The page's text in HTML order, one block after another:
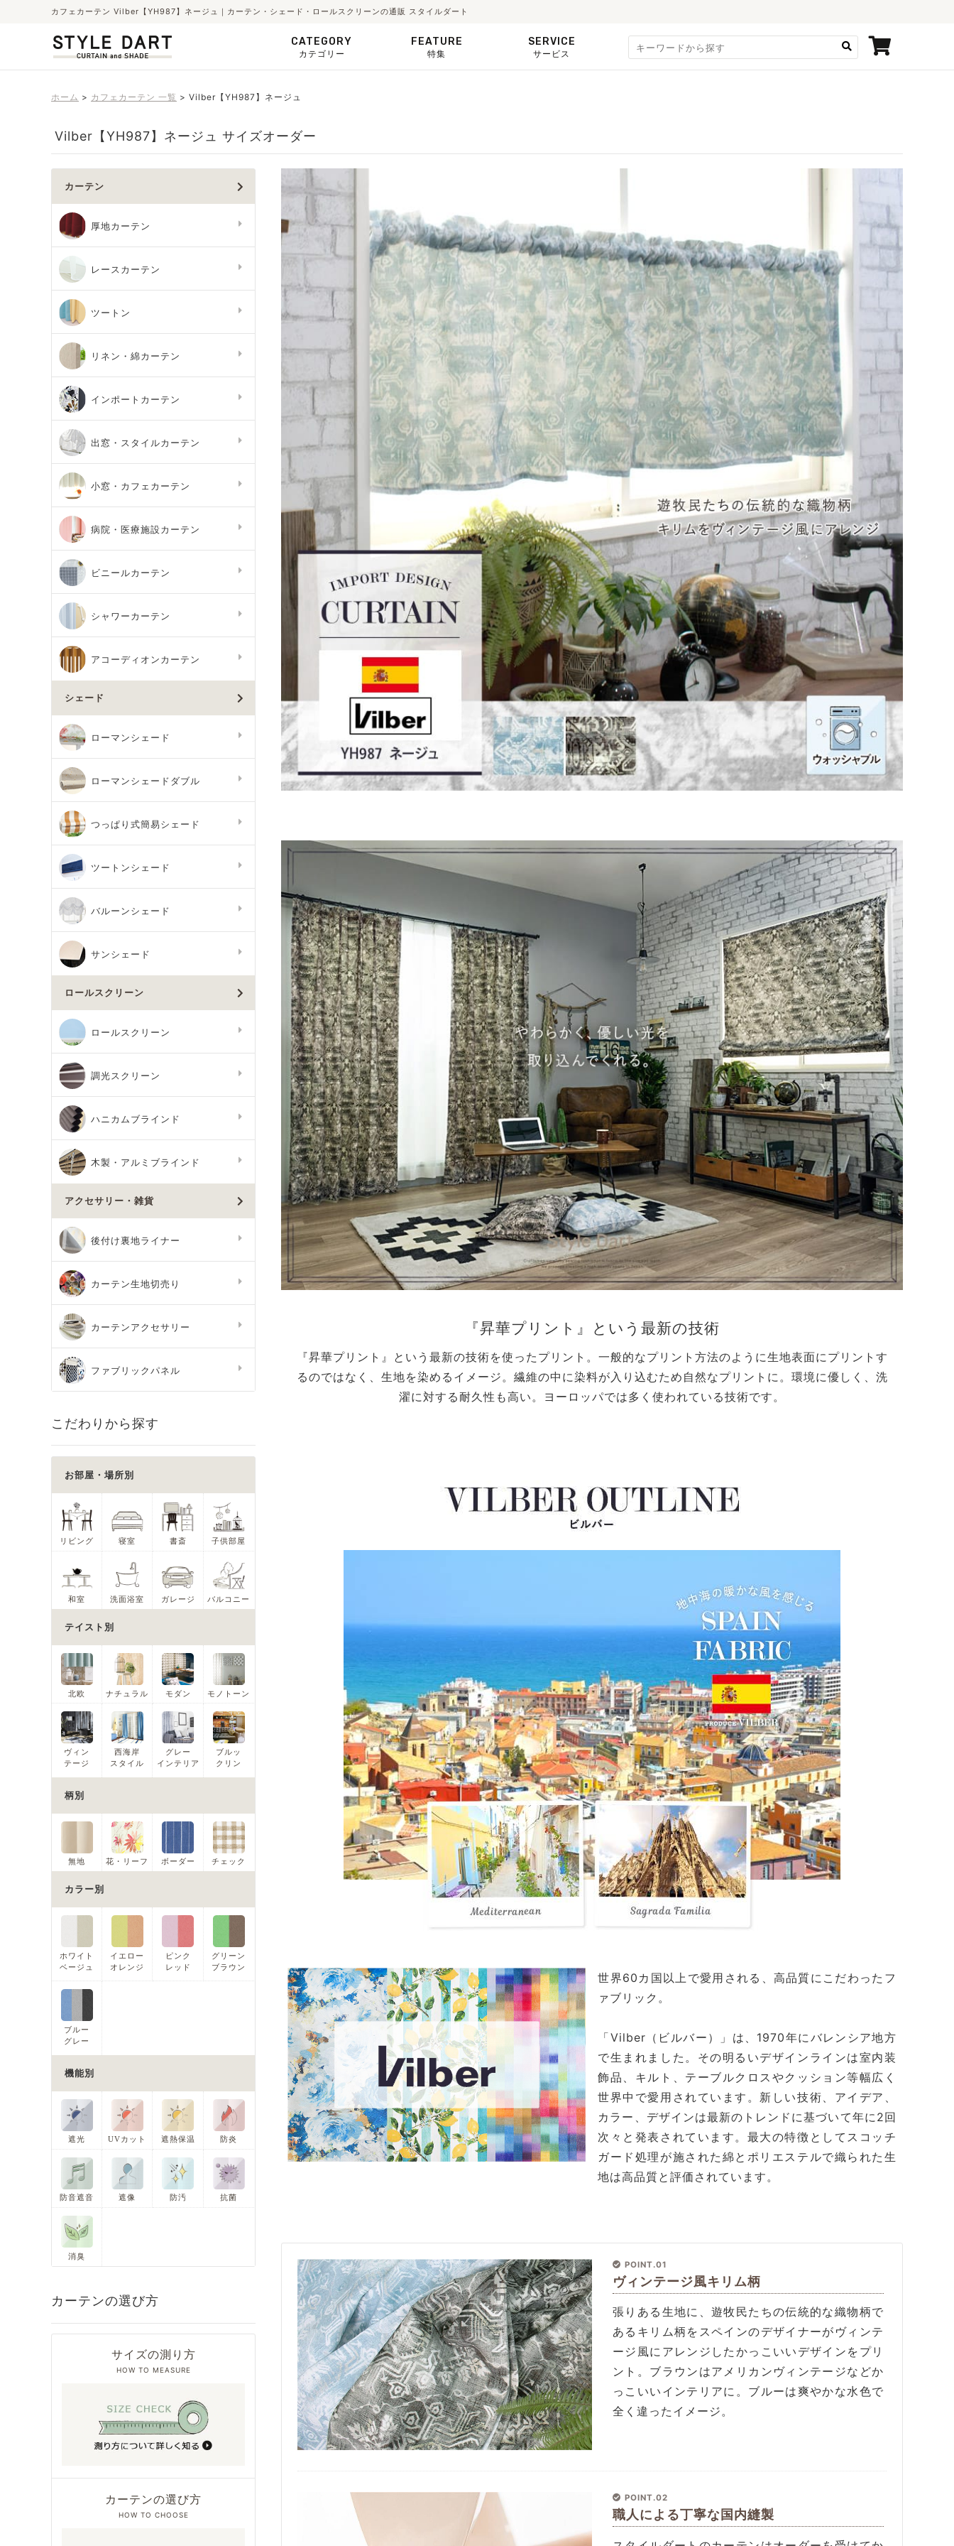
カフェカーテン Vilber【YH987】ネージュ｜カーテン・シェード・ロールスクリーンの通販 スタイルダート
CATEGORY
カテゴリー
FEATURE
特集
SERVICE
サービス
ホーム カフェカーテン 一覧 Vilber【YH987】ネージュ
Vilber【YH987】ネージュ サイズオーダー
『昇華プリント』という最新の技術
『昇華プリント』という最新の技術を使ったプリント。一般的なプリント方法のように生地表面にプリントす
るのではなく、生地を染めるイメージ。繊維の中に染料が入り込むため自然なプリントに。環境に優しく、洗
濯に対する耐久性も高い。ヨーロッパでは多く使われている技術です。
世界60カ国以上で愛用される、高品質にこだわったフ
ァブリック。
「Vilber（ビルバー）」は、1970年にバレンシア地方
で生まれました。その明るいデザインラインは室内装
飾品、キルト、テーブルクロスやクッション等幅広く
世界中で愛用されています。新しい技術、アイデア、
カラー、デザインは最新のトレンドに基づいて年に2回
次々と発表されています。最大の特徴としてスコッチ
ガード処理が施された綿とポリエステルで織られた生
地は高品質と評価されています。
POINT.01
ヴィンテージ風キリム柄
張りある生地に、遊牧民たちの伝統的な織物柄で
あるキリム柄をスペインのデザイナーがヴィンテ
ージ風にアレンジしたかっこいいデザインをプリ
ント。ブラウンはアメリカンヴィンテージなどか
っこいいインテリアに。ブルーは爽やかな水色で
全く違ったイメージ。
POINT.02
職人による丁寧な国内縫製
カーテン
厚地カーテン
レースカーテン
ツートン
リネン・綿カーテン
インポートカーテン
出窓・スタイルカーテン
小窓・カフェカーテン
病院・医療施設カーテン
ビニールカーテン
シャワーカーテン
アコーディオンカーテン
シェード
ローマンシェード
ローマンシェードダブル
つっぱり式簡易シェード
ツートンシェード
バルーンシェード
サンシェード
ロールスクリーン
ロールスクリーン
調光スクリーン
ハニカムブラインド
木製・アルミブラインド
アクセサリー・雑貨
後付け裏地ライナー
カーテン生地切売り
カーテンアクセサリー
ファブリックパネル
こだわりから探す
お部屋・場所別
リビング 寝室 書斎 子供部屋
和室 洗面浴室 ガレージ バルコニー
テイスト別
北欧 ナチュラル モダン モノトーン
ヴィン
テージ
西海岸
スタイル
グレー
インテリア
ブルッ
クリン
柄別
無地 花・リーフ ボーダー チェック
カラー別
ホワイト
ベージュ
イエロー
オレンジ
ピンク
レッド
グリーン
ブラウン
ブルー
グレー
機能別
遮光 UVカット 遮熱保温 防炎
防音遮音 遮像 防汚 抗菌
消臭
カーテンの選び方
サイズの測り方
HOW TO MEASURE
カーテンの選び方
HOW TO CHOOSE